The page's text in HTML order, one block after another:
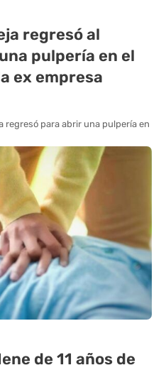
regresó al
pulpería en el
ex empresa
regresó para abrir una pulpería en
de 11 años de